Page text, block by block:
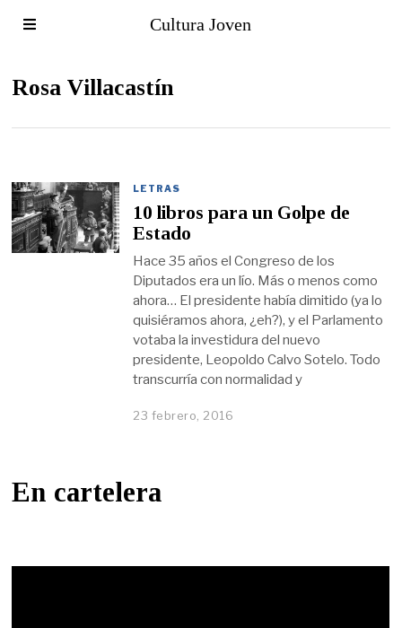
Cultura Joven
Rosa Villacastín
LETRAS
10 libros para un Golpe de
Estado
Hace 35 años el Congreso de los
Diputados era un lío. Más o menos como
ahora… El presidente había dimitido (ya lo
quisiéramos ahora, ¿eh?), y el Parlamento
votaba la investidura del nuevo
presidente, Leopoldo Calvo Sotelo. Todo
transcurría con normalidad y
23 febrero, 2016
En cartelera